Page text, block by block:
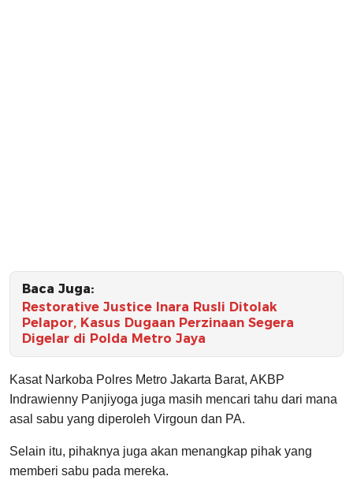
Baca Juga:
Restorative Justice Inara Rusli Ditolak
Pelapor, Kasus Dugaan Perzinaan Segera
Digelar di Polda Metro Jaya
Kasat Narkoba Polres Metro Jakarta Barat, AKBP
Indrawienny Panjiyoga juga masih mencari tahu dari mana
asal sabu yang diperoleh Virgoun dan PA.
Selain itu, pihaknya juga akan menangkap pihak yang
memberi sabu pada mereka.